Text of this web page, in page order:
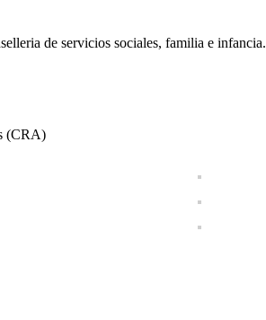
de servicios sociales, familia e infancia.
(CRA)